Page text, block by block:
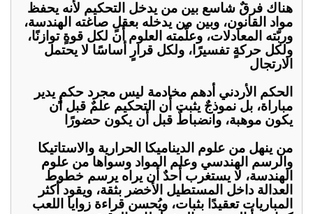
هناك فرقٌ شاسع بين من يدخل التحكيم لأنه يحفظ
مواد القانون، وبين من يدخله بعقلٍ صاغته الهندسة،
وربّته المعادلات، وعلّمته العلوم أن لكل قوةٍ توازنًا،
ولكل حركةٍ تفسيرًا، ولكل قرارٍ أساسًا لا يحتمل
الارتجال
الحكم الأردني أدهم مخادمة ليس مجرد حكمٍ يدير
مباراة، بل نموذجٌ يثبت أن التحكيم علمٌ قبل أن
يكون موهبة، وانضباطٌ قبل أن يكون حضورًا
من ينهل من علوم الديناميكا الحرارية والاستاتيكا
والرسم الهندسي وعلم المواد وسواها من علوم
الهندسة، لا يستغرب أحدٌ أن يراه يرسم خطوط
العدالة داخل المستطيل الأخضر بثقة، ويقود أكثر
المباريات تعقيدًا بثبات، ويُحسن قراءة زوايا اللعب